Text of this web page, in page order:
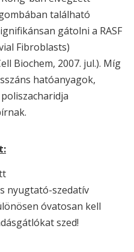
található
gátolni a RASF
Fibroblasts)
Biochem, 2007. jul.). Míg
hatóanyagok,
nyugtató-szedatív
óvatosan kell
szed!